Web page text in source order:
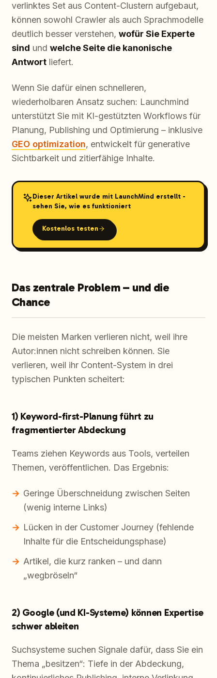
verlinktes Set aus Content-Clustern aufgebaut,
können sowohl Crawler als auch Sprachmodelle
deutlich besser verstehen, wofür Sie Experte
sind und welche Seite die kanonische
Antwort liefert.
Wenn Sie dafür einen schnelleren,
wiederholbaren Ansatz suchen: Launchmind
unterstützt Sie mit KI-gestützten Workflows für
Planung, Publishing und Optimierung – inklusive
GEO optimization, entwickelt für generative
Sichtbarkeit und zitierfähige Inhalte.
Dieser Artikel wurde mit LaunchMind erstellt -
sehen Sie, wie es funktioniert
Kostenlos testen
Das zentrale Problem – und die
Chance
Die meisten Marken verlieren nicht, weil ihre
Autor:innen nicht schreiben können. Sie
verlieren, weil ihr Content-System in drei
typischen Punkten scheitert:
1) Keyword-first-Planung führt zu
fragmentierter Abdeckung
Teams ziehen Keywords aus Tools, verteilen
Themen, veröffentlichen. Das Ergebnis:
Geringe Überschneidung zwischen Seiten
(wenig interne Links)
Lücken in der Customer Journey (fehlende
Inhalte für die Entscheidungsphase)
Artikel, die kurz ranken – und dann
„wegbröseln“
2) Google (und KI-Systeme) können Expertise
schwer ableiten
Suchsysteme suchen Signale dafür, dass Sie ein
Thema „besitzen“: Tiefe in der Abdeckung,